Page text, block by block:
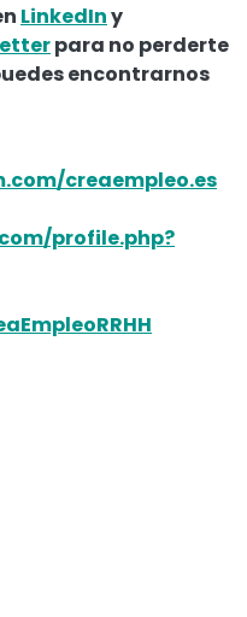
LinkedIny
para no perderte
encontrarnos
creaempleo.es
profile.php?